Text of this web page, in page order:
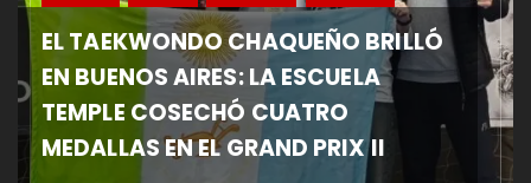
EL TAEKWONDO CHAQUEÑO BRILLÓ
EN BUENOS AIRES: LA ESCUELA
TEMPLE COSECHÓ CUATRO
MEDALLAS EN EL GRAND PRIX II